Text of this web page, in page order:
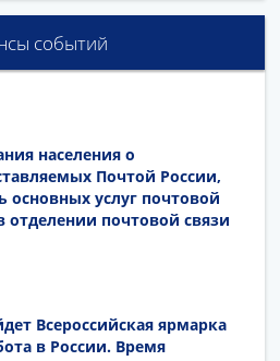
событий
населения о
Почтой России,
основных услуг почтовой
почтовой связи
Всероссийская ярмарка
в России. Время